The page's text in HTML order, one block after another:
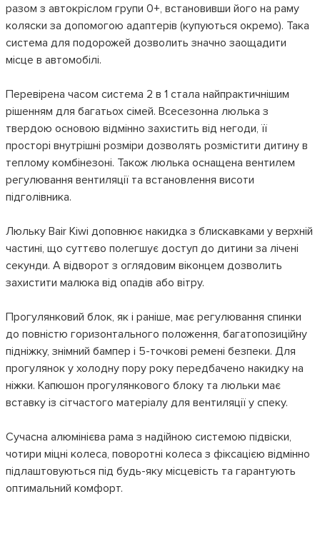
разом з автокріслом групи 0+, встановивши його на раму
коляски за допомогою адаптерів (купуються окремо). Така
система для подорожей дозволить значно заощадити
місце в автомобілі.
Перевірена часом система 2 в 1 стала найпрактичнішим
рішенням для багатьох сімей. Всесезонна люлька з
твердою основою відмінно захистить від негоди, її
просторі внутрішні розміри дозволять розмістити дитину в
теплому комбінезоні. Також люлька оснащена вентилем
регулювання вентиляції та встановлення висоти
підголівника.
Люльку Bair Kiwi доповнює накидка з блискавками у верхній
частині, що суттєво полегшує доступ до дитини за лічені
секунди. А відворот з оглядовим віконцем дозволить
захистити малюка від опадів або вітру.
Прогулянковий блок, як і раніше, має регулювання спинки
до повністю горизонтального положення, багатопозиційну
підніжку, знімний бампер і 5-точкові ремені безпеки. Для
прогулянок у холодну пору року передбачено накидку на
ніжки. Капюшон прогулянкового блоку та люльки має
вставку із сітчастого матеріалу для вентиляції у спеку.
Сучасна алюмінієва рама з надійною системою підвіски,
чотири міцні колеса, поворотні колеса з фіксацією відмінно
підлаштовуються під будь-яку місцевість та гарантують
оптимальний комфорт.